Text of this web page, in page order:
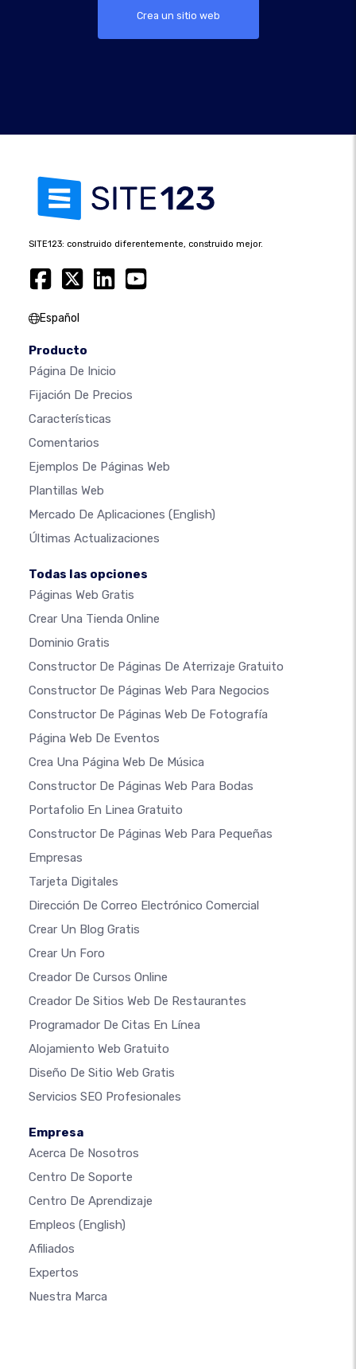
Crea un sitio web
SITE123: construido diferentemente, construido mejor.
Español
Producto
Página De Inicio
Fijación De Precios
Características
Comentarios
Ejemplos De Páginas Web
Plantillas Web
Mercado De Aplicaciones (English)
Últimas Actualizaciones
Todas las opciones
Páginas Web Gratis
Crear Una Tienda Online
Dominio Gratis
Constructor De Páginas De Aterrizaje Gratuito
Constructor De Páginas Web Para Negocios
Constructor De Páginas Web De Fotografía
Página Web De Eventos
Crea Una Página Web De Música
Constructor De Páginas Web Para Bodas
Portafolio En Linea Gratuito
Constructor De Páginas Web Para Pequeñas
Empresas
Tarjeta Digitales
Dirección De Correo Electrónico Comercial
Crear Un Blog Gratis
Crear Un Foro
Creador De Cursos Online
Creador De Sitios Web De Restaurantes
Programador De Citas En Línea
Alojamiento Web Gratuito
Diseño De Sitio Web Gratis
Servicios SEO Profesionales
Empresa
Acerca De Nosotros
Centro De Soporte
Centro De Aprendizaje
Empleos (English)
Afiliados
Expertos
Nuestra Marca